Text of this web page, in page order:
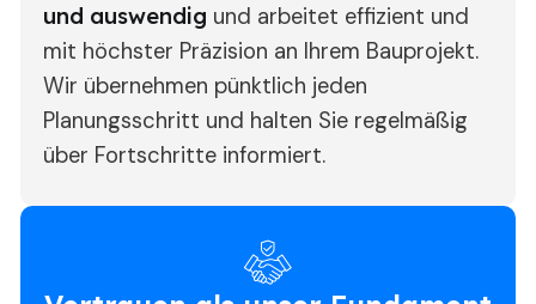
und auswendig und arbeitet effizient und
mit höchster Präzision an Ihrem Bauprojekt.
Wir übernehmen pünktlich jeden
Planungsschritt und halten Sie regelmäßig
über Fortschritte informiert.